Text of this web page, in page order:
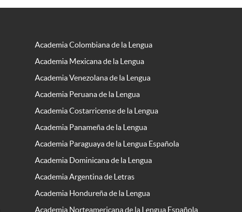
Academia Colombiana de la Lengua
Academia Mexicana de la Lengua
Academia Venezolana de la Lengua
Academia Peruana de la Lengua
Academia Costarricense de la Lengua
Academia Panameña de la Lengua
Academia Paraguaya de la Lengua Española
Academia Dominicana de la Lengua
Academia Argentina de Letras
Academia Hondureña de la Lengua
Academia Norteamericana de la Lengua Española